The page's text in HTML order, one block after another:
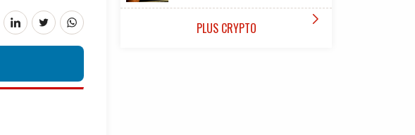
PLUS CRYPTO 